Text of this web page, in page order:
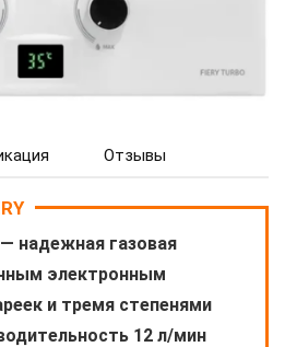
Отзывы
— надежная газовая
электронным
и тремя степенями
12 л/мин